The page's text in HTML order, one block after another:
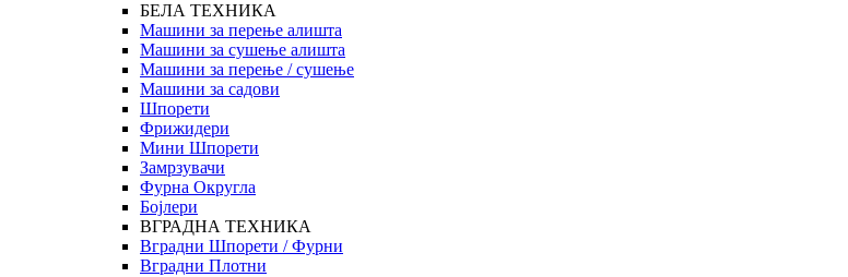
БЕЛА ТЕХНИКА
Машини за перење алишта
Машини за сушење алишта
Машини за перење / сушење
Машини за садови
Шпорети
Фрижидери
Мини Шпорети
Замрзувачи
Фурна Округла
Бојлери
ВГРАДНА ТЕХНИКА
Вградни Шпорети / Фурни
Вградни Плотни